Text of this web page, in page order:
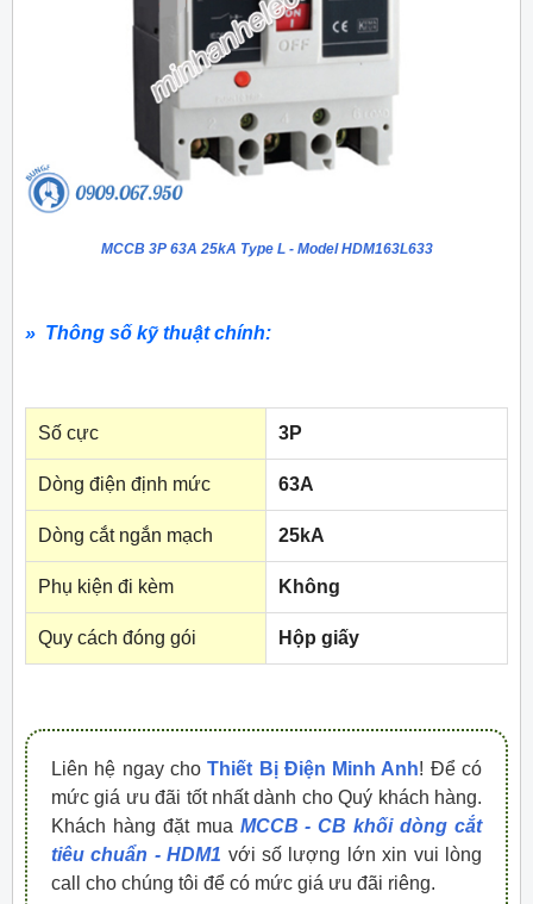
MCCB 3P 63A 25kA Type L - Model HDM163L633
» Thông số kỹ thuật chính:
Số cực 3P
Dòng điện định mức 63A
Dòng cắt ngắn mạch 25kA
Phụ kiện đi kèm Không
Quy cách đóng gói Hộp giấy
Liên hệ ngay choThiết Bị Điện Minh Anh! Để có
mức giá ưu đãi tốt nhất dành cho Quý khách hàng.
Khách hàng đặt mua MCCB - CB khối dòng cắt
tiêu chuẩn - HDM1 với số lượng lớn xin vui lòng
call cho chúng tôi để có mức giá ưu đãi riêng.